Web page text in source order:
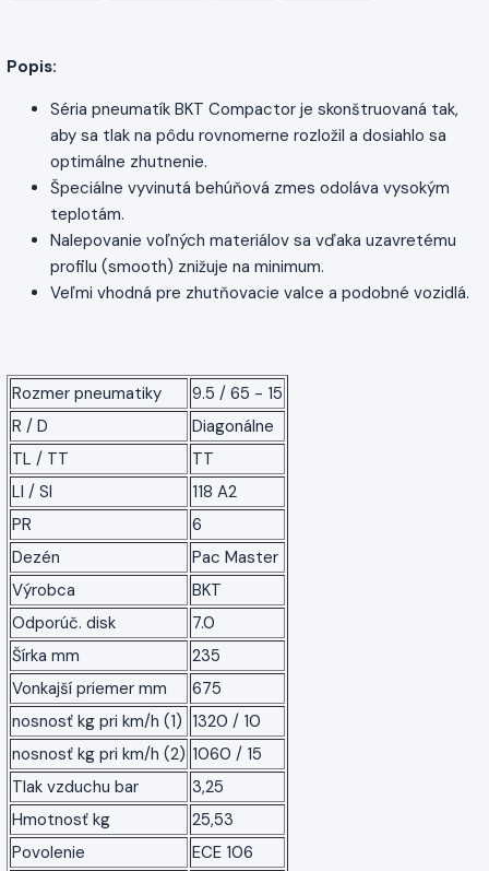
Popis:
Séria pneumatík BKT Compactor je skonštruovaná tak,
aby sa tlak na pôdu rovnomerne rozložil a dosiahlo sa
optimálne zhutnenie.
Špeciálne vyvinutá behúňová zmes odoláva vysokým
teplotám.
Nalepovanie voľných materiálov sa vďaka uzavretému
profilu (smooth) znižuje na minimum.
Veľmi vhodná pre zhutňovacie valce a podobné vozidlá.
Rozmer pneumatiky
9.5 / 65 - 15
R / D
Diagonálne
TL / TT
TT
LI / SI
118 A2
PR
6
Dezén
Pac Master
Výrobca
BKT
Odporúč. disk
7.0
Šírka mm
235
Vonkajší priemer mm
675
nosnosť kg pri km/h (1) 1320 / 10
nosnosť kg pri km/h (2) 1060 / 15
Tlak vzduchu bar
3,25
Hmotnosť kg
25,53
Povolenie
ECE 106